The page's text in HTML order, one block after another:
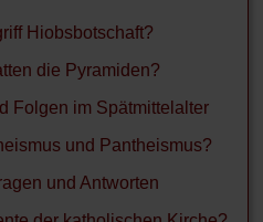
Hiobsbotschaft?
die Pyramiden?
Folgen im Spätmittelalter
und Pantheismus?
und Antworten